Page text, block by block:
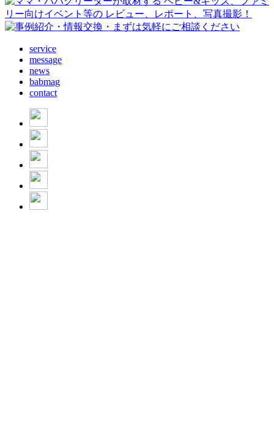
service
message
news
babmag
contact